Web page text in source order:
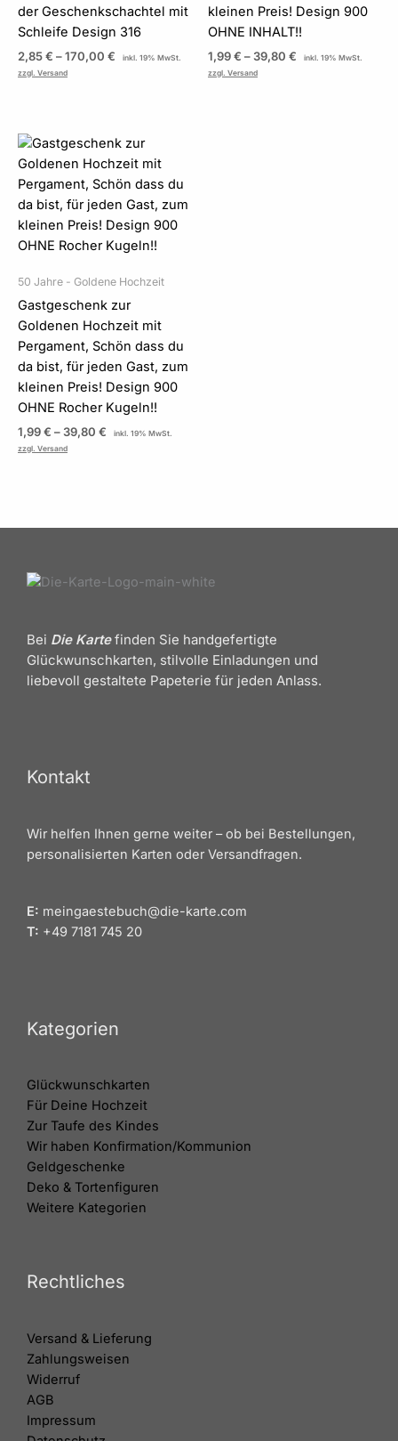
der Geschenkschachtel mit
Schleife Design 316
2,85€ –170,00 €
inkl. 19% MwSt.
zzgl. Versand
kleinen Preis! Design 900
OHNE INHALT!!
1,99€ –39,80 €
inkl. 19% MwSt.
zzgl. Versand
50 Jahre - Goldene Hochzeit
Gastgeschenk zur
Goldenen Hochzeit mit
Pergament, Schön dass du
da bist, für jeden Gast, zum
kleinen Preis! Design 900
OHNE Rocher Kugeln!!
1,99€ –39,80 €
Preisspanne:
bis
39,80 €
inkl. 19% MwSt.
zzgl. Versand
Bei Die Kartefinden Sie handgefertigte
Glückwunschkarten, stilvolle Einladungen und
liebevoll gestaltete Papeterie für jeden Anlass.
Kontakt
Wir helfen Ihnen gerne weiter – ob bei Bestellungen,
personalisierten Karten oder Versandfragen.
E: meingaestebuch@die-karte.com
T: +49 7181 745 20
Kategorien
Glückwunschkarten
Für Deine Hochzeit
Zur Taufe des Kindes
Wir haben Konfirmation/Kommunion
Geldgeschenke
Deko & Tortenfiguren
Weitere Kategorien
Rechtliches
Versand & Lieferung
Zahlungsweisen
Widerruf
AGB
Impressum